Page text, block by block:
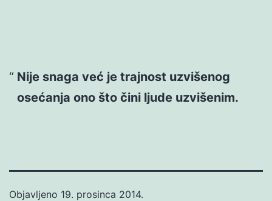
Nije snaga već je trajnost uzvišenog
osećanja ono što čini ljude uzvišenim.
Objavljeno 19. prosinca 2014.